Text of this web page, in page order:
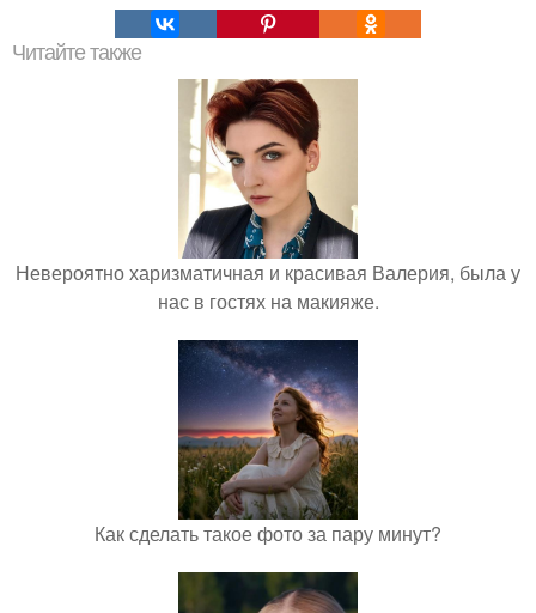
Читайте также
Невероятно харизматичная и красивая Валерия, была у
нас в гостях на макияже.
Как сделать такое фото за пару минут?